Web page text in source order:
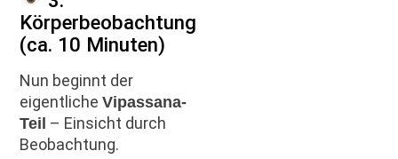
Körperbeobachtung
(ca. 10 Minuten)
Nun beginnt der
eigentlicheVipassana-
Teil – Einsicht durch
Beobachtung.